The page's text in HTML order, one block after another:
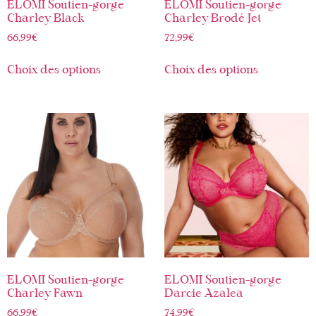
ELOMI Soutien-gorge
Charley Black
66,99€
Choix des options
ELOMI Soutien-gorge
Charley Brodé Jet
72,99€
Choix des options
ELOMI Soutien-gorge
Charley Fawn
66,99€
ELOMI Soutien-gorge
Darcie Azalea
74,99€